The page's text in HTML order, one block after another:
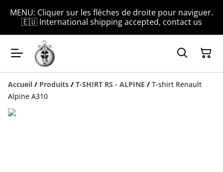
MENU: Cliquer sur les flèches de droite pour naviguer.
🇪🇺 International shipping accepted, contact us
Accueil / Produits / T-SHIRT RS - ALPINE / T-shirt Renault
Alpine A310